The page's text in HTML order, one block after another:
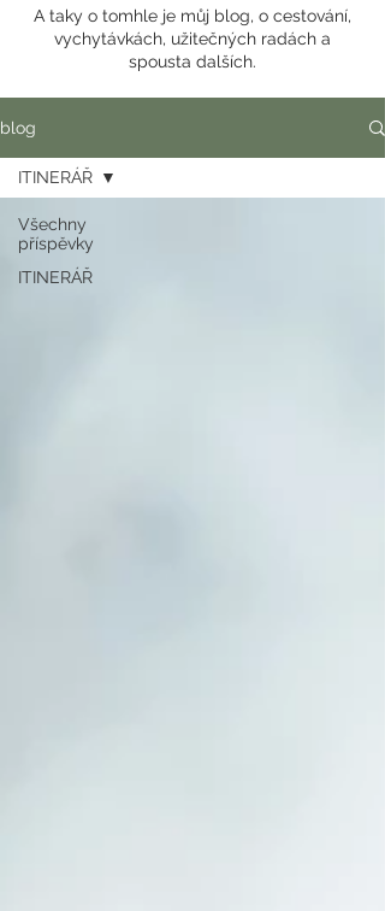
A taky o tomhle je můj blog, o cestování,
vychytávkách, užitečných radách a
spousta dalších.
blog
Všechny
příspěvky
ITINERÁŘ
ITINERÁŘ